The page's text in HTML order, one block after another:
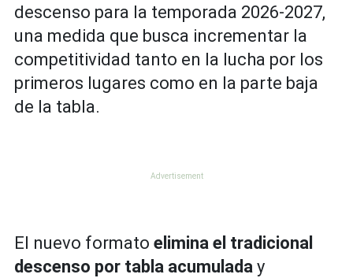
descenso para la temporada 2026-2027,
una medida que busca incrementar la
competitividad tanto en la lucha por los
primeros lugares como en la parte baja
de la tabla.
El nuevo formato elimina el tradicional
descenso por tabla acumulada y